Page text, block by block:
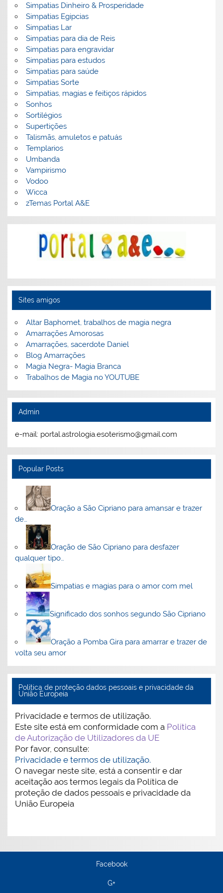
Simpatias Dinheiro & Prosperidade
Simpatias Egipcias
Simpatias Lar
Simpatias para dia de Reis
Simpatias para engravidar
Simpatias para estudos
Simpatias para saúde
Simpatias Sorte
Simpatias, magias e feitiços rápidos
Sonhos
Sortilégios
Supertições
Talismãs, amuletos e patuás
Templarios
Umbanda
Vampirismo
Vodoo
Wicca
zTemas Portal A&E
Sites amigos
Altar Baphomet, trabalhos de magia negra
Amarrações Amorosas
Amarrações, sacerdote Daniel
Blog Amarrações
Magia Negra- Magia Branca
Trabalhos de Magia no YOUTUBE
Admin
e-mail: portal.astrologia.esoterismo@gmail.com
Popular Posts
Oração a São Cipriano para amansar e trazer
de…
Oração de São Cipriano para desfazer
qualquer tipo…
Simpatias e magias para o amor com mel
Significado dos sonhos segundo São Cipriano
Oração a Pomba Gira para amarrar e trazer de
volta seu amor
Politica de proteção dados pessoais e privacidade da
União Europeia
Privacidade e termos de utilização.
Este site está em conformidade com a Política
de Autorização de Utilizadores da UE
Por favor, consulte:
Privacidade e termos de utilização.
O navegar neste site, está a consentir e dar
aceitação aos termos legais da Política de
proteção de dados pessoais e privacidade da
União Europeia
Facebook
G+